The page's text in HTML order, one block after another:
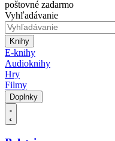
poštovné zadarmo
Vyhľadávanie
Knihy
E-knihy
Audioknihy
Hry
Filmy
Doplnky